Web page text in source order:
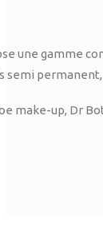
une gamme
semi
make-up, Dr